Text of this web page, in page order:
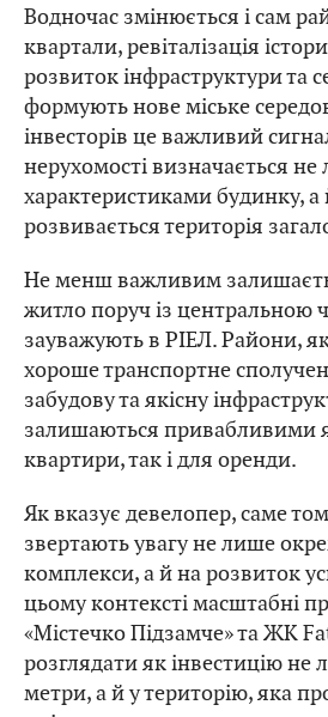
Водночас змінюється і сам
квартали, ревіталізація
розвиток інфраструктури та
формують нове міське
інвесторів це важливий
нерухомості визначається
характеристиками будинку, а
розвивається територія
Не менш важливим
житло поруч із центральною
зауважують в РІЕЛ. Райони,
хороше транспортне
забудову та якісну
залишаються привабливими
квартири, так і для оренди.
Як вказує девелопер, саме
звертають увагу не лише
комплекси, а й на розвиток
цьому контексті масштабні
«Містечко Підзамче» та ЖК
розглядати як інвестицію не
метри, а й у територію, яка